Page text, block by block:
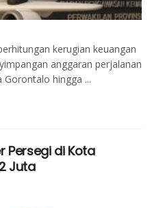
kerugian keuangan
anggaran perjalanan
hingga ...
Persegi di Kota
Juta